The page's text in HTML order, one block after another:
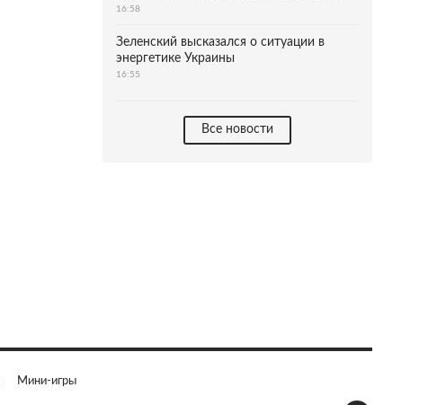
16:58
Зеленский высказался о ситуации в
энергетике Украины
16:55
Все новости
Мини-игры